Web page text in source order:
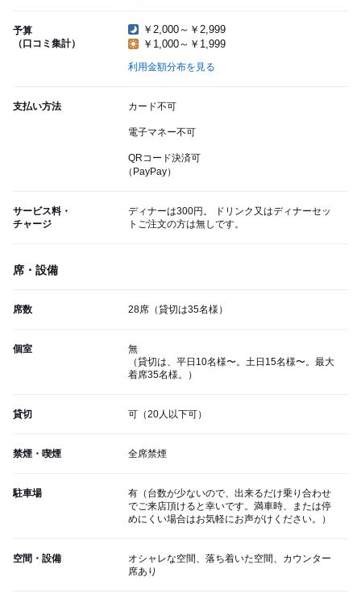
予算
（口コミ集計）
￥2,000～￥2,999
￥1,000～￥1,999
利用金額分布を見る
支払い方法 カード不可
電子マネー不可
QRコード決済可
（PayPay）
サービス料・
チャージ
ディナーは300円。 ドリンク又はディナーセッ
トご注文の方は無しです。
席・設備
席数 28席（貸切は35名様）
個室
無
（貸切は、平日10名様〜。土日15名様〜。最大
着席35名様。）
貸切 可（20人以下可）
禁煙・喫煙 全席禁煙
駐車場
有（台数が少ないので、出来るだけ乗り合わせ
でご来店頂けると幸いです。満車時、または停
めにくい場合はお気軽にお声がけください。）
空間・設備
オシャレな空間、落ち着いた空間、カウンター
席あり